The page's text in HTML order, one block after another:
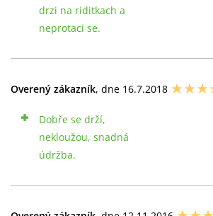
drzi na riditkach a
neprotaci se.
Overený zákazník, dne 16.7.2018
Dobře se drží,
nekloužou, snadná
údržba.